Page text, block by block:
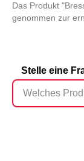
Das Produkt
genommen zur
Stelle eine